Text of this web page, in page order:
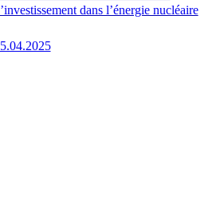
dans l’énergie nucléaire